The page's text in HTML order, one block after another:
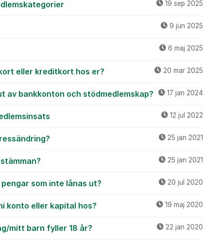
19 sep 2025
9 jun 2025
6 maj 2025
eller kreditkort hos er? 20 mar 2025
av bankkonton och stödmedlemskap? 17 jan 2024
12 jul 2022
25 jan 2021
25 jan 2021
som inte lånas ut? 20 jul 2020
konto eller kapital hos? 19 maj 2020
mitt barn fyller 18 år? 22 jan 2020